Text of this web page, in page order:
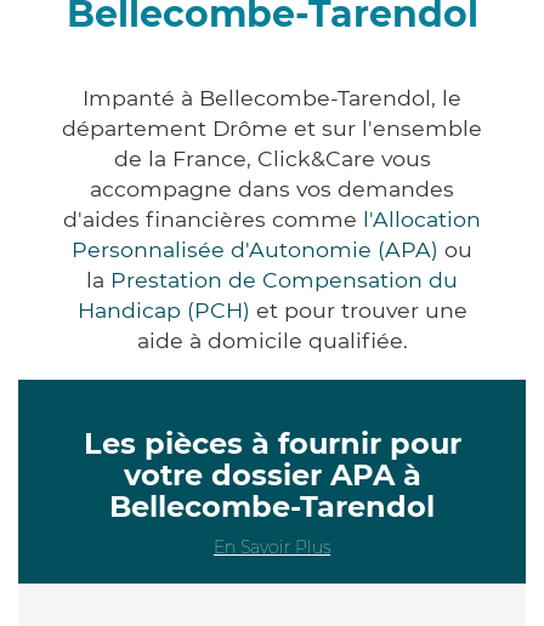
Bellecombe-Tarendol
Impanté à Bellecombe-Tarendol, le
département Drôme et sur l'ensemble
de la France, Click&Care vous
accompagne dans vos demandes
d'aides financières comme l'Allocation
Personnalisée d'Autonomie (APA) ou
la Prestation de Compensation du
Handicap (PCH) et pour trouver une
aide à domicile qualifiée.
Les pièces à fournir pour
votre dossier APA à
Bellecombe-Tarendol
En Savoir Plus